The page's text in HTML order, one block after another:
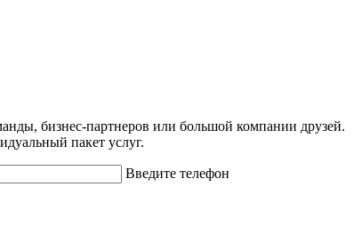
бизнес-партнеров или большой компании друзей.
пакет услуг.
Введите телефон